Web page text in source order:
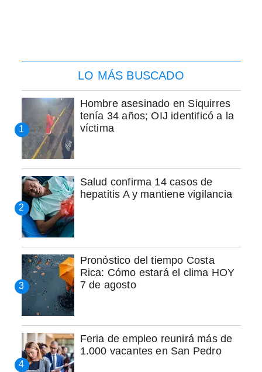
LO MÁS BUSCADO
Hombre asesinado en Siquirres
tenía 34 años; OIJ identificó a la
víctima
Salud confirma 14 casos de
hepatitis A y mantiene vigilancia
Pronóstico del tiempo Costa
Rica: Cómo estará el clima HOY
7 de agosto
Feria de empleo reunirá más de
1.000 vacantes en San Pedro